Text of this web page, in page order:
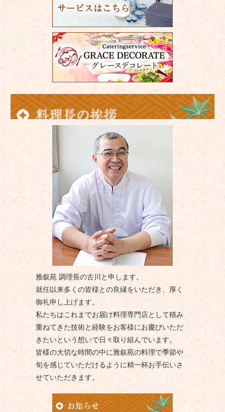
雅叙苑 調理長の古川と申します。
就任以来多くの皆様との良縁をいただき、厚く
御礼申し上げます。
私たちはこれまでお届け料理専門店として積み
重ねてきた技術と経験をお客様にお慶びいただ
きたいという想いで日々取り組んでいます。
皆様の大切な時間の中に雅叙苑の料理で季節や
旬を感じていただけるように精一杯お手伝いさ
せていただきます。